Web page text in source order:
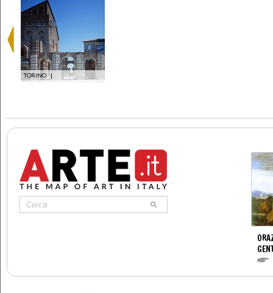
TORINO |